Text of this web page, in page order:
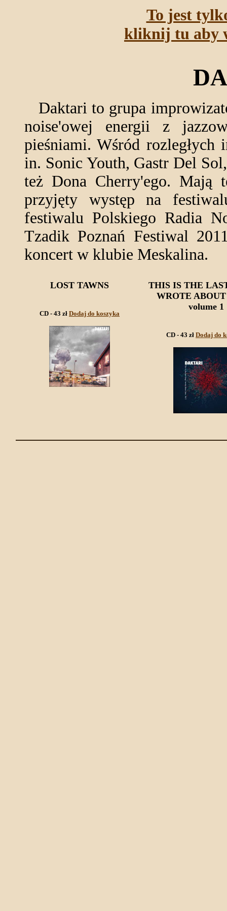
To jest
kliknij tu aby
Daktari to grupa
noise'owej energii z
pieśniami. Wśród rozległych
in. Sonic Youth, Gastr Del
też Dona Cherry'ego. Mają
przyjęty występ na
festiwalu Polskiego Radia
Tzadik Poznań Festiwal
koncert w klubie Meskalina.
LOST TAWNS
CD - 43 złDodaj do koszyka
THIS IS THE
WROTE
volume 1
CD - 43 złDodaj do